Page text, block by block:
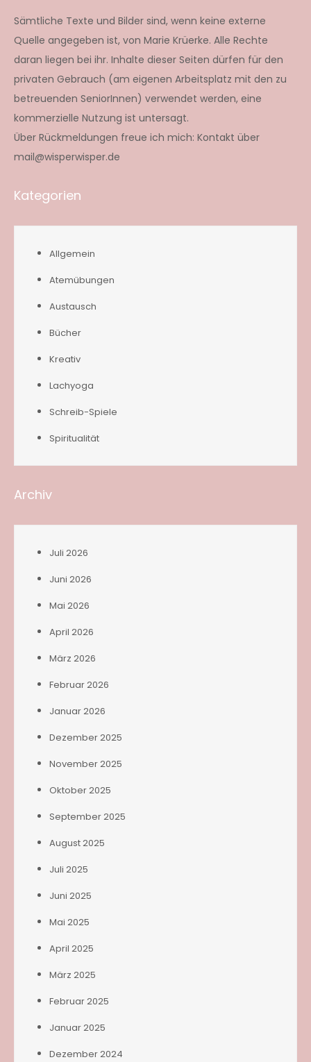
Sämtliche Texte und Bilder sind, wenn keine externe
Quelle angegeben ist, von Marie Krüerke. Alle Rechte
daran liegen bei ihr. Inhalte dieser Seiten dürfen für den
privaten Gebrauch (am eigenen Arbeitsplatz mit den zu
betreuenden SeniorInnen) verwendet werden, eine
kommerzielle Nutzung ist untersagt.
Über Rückmeldungen freue ich mich: Kontakt über
mail@wisperwisper.de
Kategorien
Allgemein
Atemübungen
Austausch
Bücher
Kreativ
Lachyoga
Schreib-Spiele
Spiritualität
Archiv
Juli 2026
Juni 2026
Mai 2026
April 2026
März 2026
Februar 2026
Januar 2026
Dezember 2025
November 2025
Oktober 2025
September 2025
August 2025
Juli 2025
Juni 2025
Mai 2025
April 2025
März 2025
Februar 2025
Januar 2025
Dezember 2024